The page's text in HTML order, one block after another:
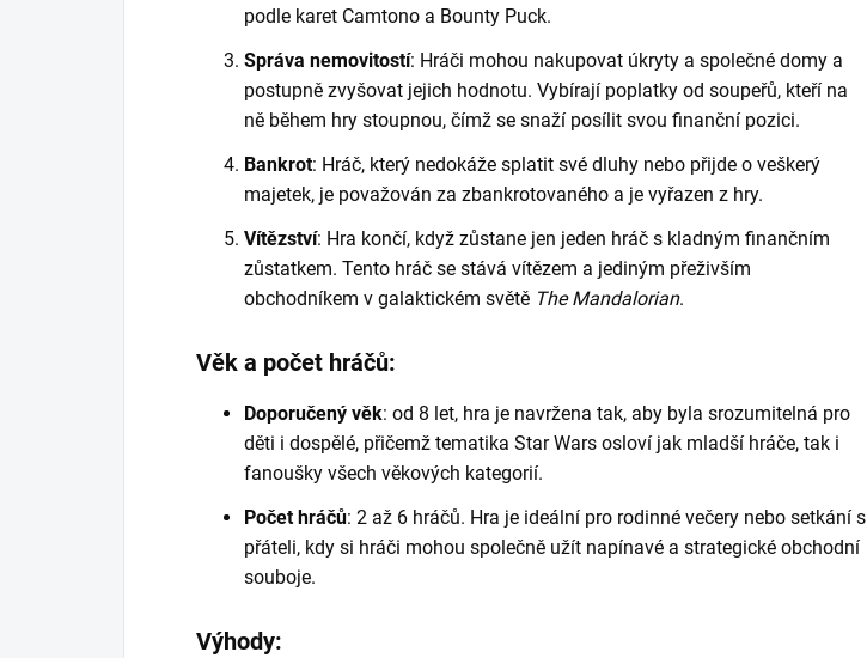
podle karet Camtono a Bounty Puck.
Správa nemovitostí: Hráči mohou nakupovat úkryty a společné domy a
postupně zvyšovat jejich hodnotu. Vybírají poplatky od soupeřů, kteří na
ně během hry stoupnou, čímž se snaží posílit svou finanční pozici.
Bankrot: Hráč, který nedokáže splatit své dluhy nebo přijde o veškerý
majetek, je považován za zbankrotovaného a je vyřazen z hry.
Vítězství: Hra končí, když zůstane jen jeden hráč s kladným finančním
zůstatkem. Tento hráč se stává vítězem a jediným přeživším
obchodníkem v galaktickém světě The Mandalorian.
Věk a počet hráčů:
Doporučený věk: od 8 let, hra je navržena tak, aby byla srozumitelná pro
děti i dospělé, přičemž tematika Star Wars osloví jak mladší hráče, tak i
fanoušky všech věkových kategorií.
Počet hráčů: 2 až 6 hráčů. Hra je ideální pro rodinné večery nebo setkání s
přáteli, kdy si hráči mohou společně užít napínavé a strategické obchodní
souboje.
Výhody: